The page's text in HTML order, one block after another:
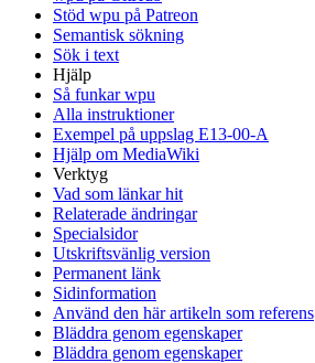
Stöd wpu på Patreon
Semantisk sökning
Sök i text
Hjälp
Så funkar wpu
Alla instruktioner
Exempel på uppslag E13-00-A
Hjälp om MediaWiki
Verktyg
Vad som länkar hit
Relaterade ändringar
Specialsidor
Utskriftsvänlig version
Permanent länk
Sidinformation
Använd den här artikeln som referens
Bläddra genom egenskaper
Bläddra genom egenskaper